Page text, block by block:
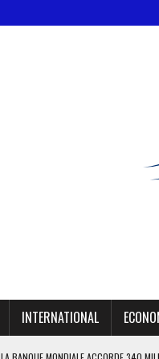
INTERNATIONAL